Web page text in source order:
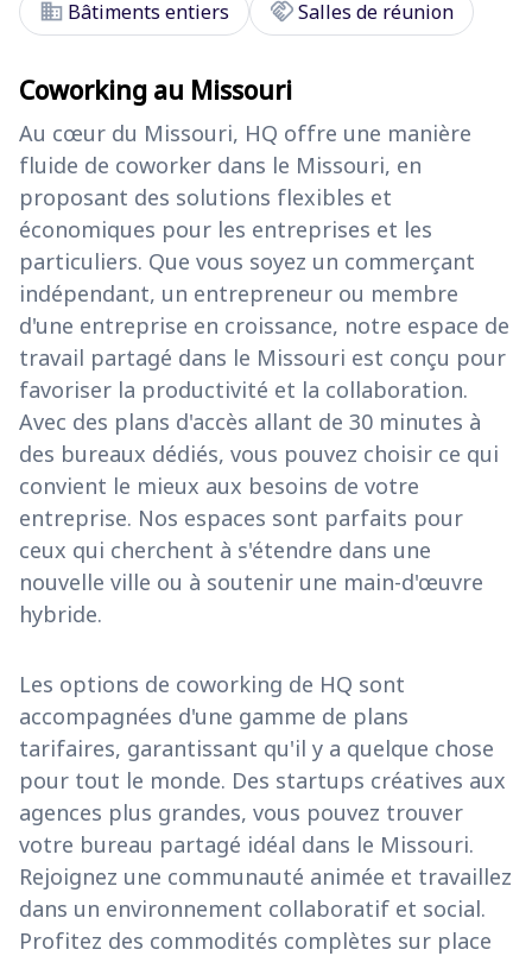
domain Bâtiments entiers handshakeSalles de réunion
Coworking au Missouri
Au cœur du Missouri, HQ offre une manière
fluide de coworker dans le Missouri, en
proposant des solutions flexibles et
économiques pour les entreprises et les
particuliers. Que vous soyez un commerçant
indépendant, un entrepreneur ou membre
d'une entreprise en croissance, notre espace de
travail partagé dans le Missouri est conçu pour
favoriser la productivité et la collaboration.
Avec des plans d'accès allant de 30 minutes à
des bureaux dédiés, vous pouvez choisir ce qui
convient le mieux aux besoins de votre
entreprise. Nos espaces sont parfaits pour
ceux qui cherchent à s'étendre dans une
nouvelle ville ou à soutenir une main-d'œuvre
hybride.
Les options de coworking de HQ sont
accompagnées d'une gamme de plans
tarifaires, garantissant qu'il y a quelque chose
pour tout le monde. Des startups créatives aux
agences plus grandes, vous pouvez trouver
votre bureau partagé idéal dans le Missouri.
Rejoignez une communauté animée et travaillez
dans un environnement collaboratif et social.
Profitez des commodités complètes sur place